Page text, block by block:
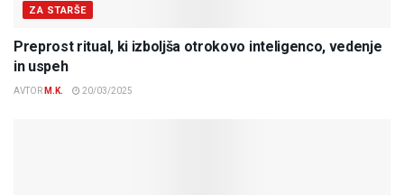
ZA STARŠE
Preprost ritual, ki izboljša otrokovo inteligenco, vedenje
in uspeh
AVTOR M.K. 20/03/2025